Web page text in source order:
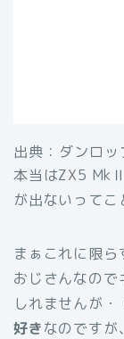
出典：ダンロ
本当はZX5
が出ないってこ
まぁこれに限
おじさんなので
しれませんが・
好きなのですが